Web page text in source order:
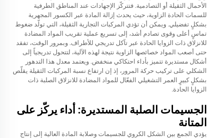
الأحمال الثقيلة أو التصادمية. فتتركّز الإجهادات عند المناطق الطرفية
للسمات الحادة الزاوية، حيث يحدث إزالة المادة عبر الكسور المجهرية
بشكلٍ تفضيلي. ويمكن أن تؤدي المركبات التجارية الثقيلة، التي تولّد ضغوط
تماسٍ أعلى وقوى تصادم أشد، إلى تسريع عملية تقريب المواد المضادة
للانزلاق ذات الزوايا الحادة عبر تآكل تدريجي للأطراف. وبمرور الوقت، تفقد
حتى أصعب المواد خصائصها الزاوية نتيجة لهذه الآلية، لتتحول تدريجياً إلى
أشكال مستديرة تتميز بأداء احتكاكي منخفض. ويعتمد معدل هذا التدهور
الشكلي على تركيب حركة المرور، إذ إن ارتفاع نسبة المركبات الثقيلة يقلّص
بشكلٍ كبيرٍ العمر التشغيلي الفعّال للمواد المضادة للانزلاق الصلبة ذات
الزوايا الحادة.
الجسيمات الصلبة المستديرة: أداء يركّز على
المتانة
يؤدي الجمع بين الشكل الكروي للجسيمات وصلابة المادة العالية إلى إنتاج